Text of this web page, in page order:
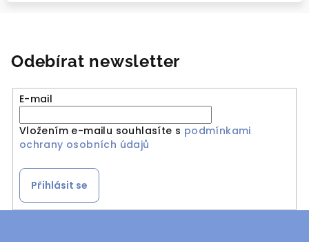
Odebírat newsletter
E-mail
Vložením e-mailu souhlasíte s podmínkami
ochrany osobních údajů
Přihlásit se